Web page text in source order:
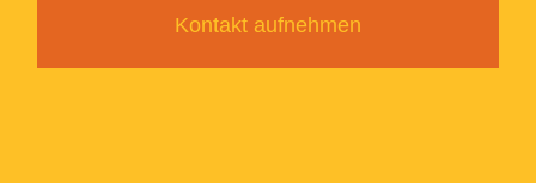
Kontakt aufnehmen